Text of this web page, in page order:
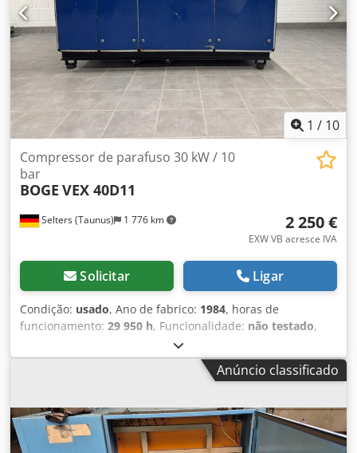
1 / 10
Selters (Taunus) 1 776 km
Compressor de parafuso 30 kW / 10
bar
BOGE VEX 40D11
2 250 €
EXW VB acresce IVA
Solicitar Ligar
Condição: usado, Ano de fabrico: 1984, horas de
funcionamento: 29 950 h, Funcionalidade: não testado,
número da máquina/veículo:6051
parafuso BOGE VEX 40D11 usado, proveniente de um
parque industrial. Tecnologia robusta e comprovada, com
controlo e refrigeração. Adequado para oficina, utilização
como unidade de reserva ou outras aplicações. Dados
técnicos: - Potência: 30 kW - Vazão: aproximadamente 4,0
Anúncio classificado